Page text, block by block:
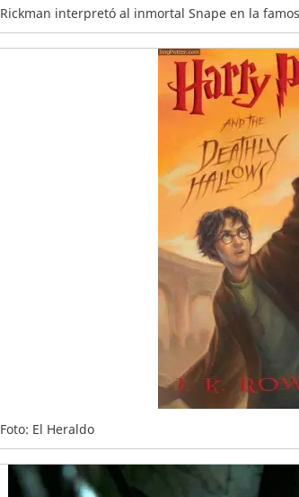
Rickman interpretó al inmortal Snape en la
Foto: El Heraldo